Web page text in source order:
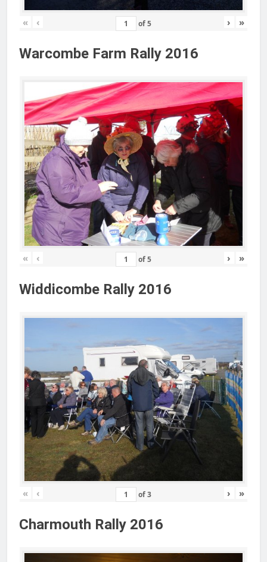
« ‹ of5 › »
Warcombe Farm Rally 2016
« ‹ of5 › »
Widdicombe Rally 2016
« ‹ of3 › »
Charmouth Rally 2016